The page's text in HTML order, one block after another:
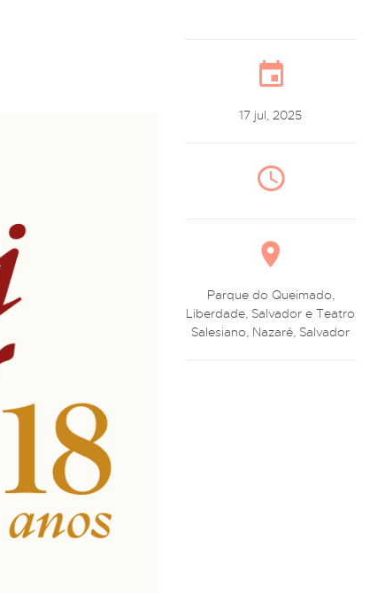
17 jul, 2025
Parque do Queimado,
Liberdade, Salvador e Teatro
Salesiano, Nazaré, Salvador